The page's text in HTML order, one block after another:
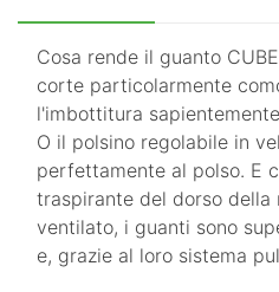
Cosa rende il guanto
corte particolarmente
l'imbottitura
O il polsino regolabile in
perfettamente al polso. E
traspirante del dorso della
ventilato, i guanti sono
e, grazie al loro sistema